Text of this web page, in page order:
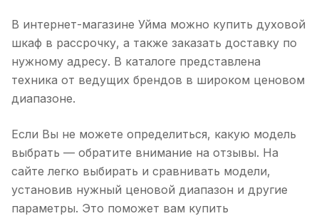
В интернет-магазине Уйма можно купить духовой
шкаф в рассрочку, а также заказать доставку по
нужному адресу. В каталоге представлена
техника от ведущих брендов в широком ценовом
диапазоне.
Если Вы не можете определиться, какую модель
выбрать — обратите внимание на отзывы. На
сайте легко выбирать и сравнивать модели,
установив нужный ценовой диапазон и другие
параметры. Это поможет вам купить